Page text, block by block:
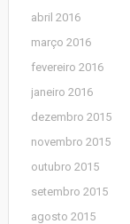
abril 2016
março 2016
fevereiro 2016
janeiro 2016
dezembro 2015
novembro 2015
outubro 2015
setembro 2015
agosto 2015